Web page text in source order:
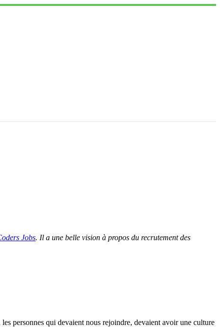
Jobs. Il a une belle vision à propos du recrutement des
personnes qui devaient nous rejoindre, devaient avoir une culture